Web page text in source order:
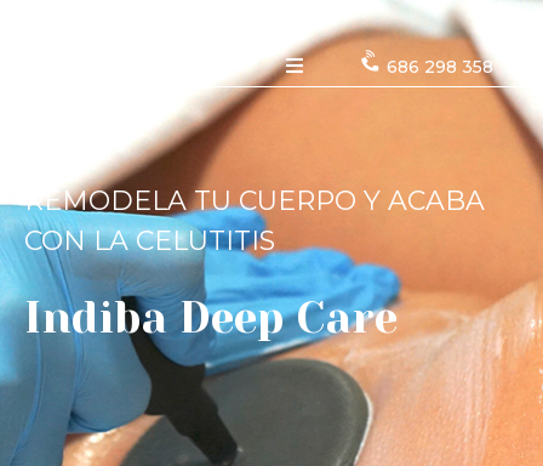
686 298 358
REMODELA TU CUERPO Y ACABA
CON LA CELUTITIS
Indiba Deep Care